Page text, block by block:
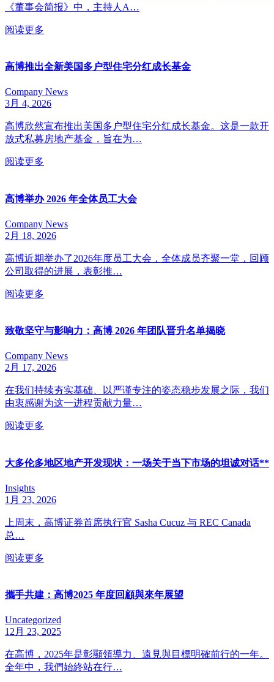
《董事会简报》中，主持人A…
阅读更多
高博推出全新美国多户型住宅分红成长基金
Company News
3月 4, 2026
高博欣然宣布推出美国多户型住宅分红成长基金。这是一款开
放式私募房地产基金，旨在为…
阅读更多
高博举办 2026 年全体员工大会
Company News
2月 18, 2026
高博近期举办了2026年度员工大会，全体成员齐聚一堂，回顾
公司取得的进展，表彰推…
阅读更多
致敬坚守与影响力：高博 2026 年团队晋升名单揭晓
Company News
2月 17, 2026
在我们持续夯实基础、以严谨专注的姿态稳步发展之际，我们
由衷感谢为这一进程贡献力量…
阅读更多
大多伦多地区地产开发现状：一场关于当下市场的坦诚对话**
Insights
1月 23, 2026
上周末，高博证券首席执行官 Sasha Cucuz 与 REC Canada
总…
阅读更多
攜手共建：高博2025 年度回顧與來年展望
Uncategorized
12月 23, 2025
在高博，2025年是彰顯領導力、遠見與目標明確前行的一年。
全年中，我們始終站在行…